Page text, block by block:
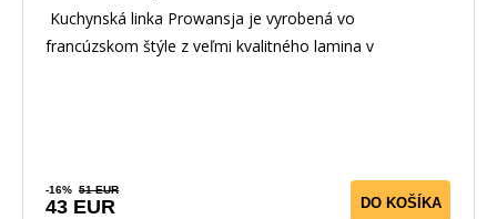
Kuchynská linka Prowansja je vyrobená vo
francúzskom štýle z veľmi kvalitného lamina v
-16% 51 EUR
43 EUR DO KOŠÍKA